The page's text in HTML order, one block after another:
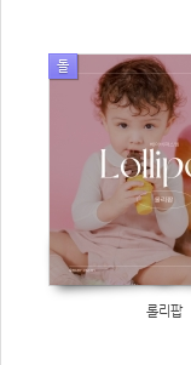
돌
롤리팝